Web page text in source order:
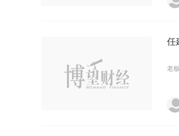
任
老